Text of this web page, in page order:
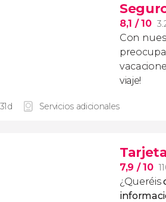
8,1 / 10
Con
viaje!
Servicios adicionales
7,9 / 10
¿Queréis